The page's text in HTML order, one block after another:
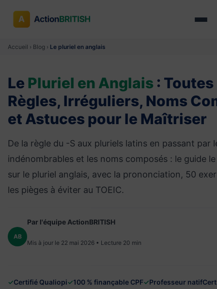
Accueil › Blog › Le pluriel en anglais
Le Pluriel en Anglais :
Règles, Irréguliers, Noms
et Astuces pour le Maîtriser
De la règle du -S aux pluriels latins en passant par
indénombrables et les noms composés : le guide
sur le pluriel anglais, avec la prononciation, 50
les pièges à éviter au TOEIC.
AB
Par l'équipe ActionBRITISH
Mis à jour le 22 mai 2026 • Lecture 20 min
✓Certifié Qualiopi✓100 % finançable CPF✓Professeur natif